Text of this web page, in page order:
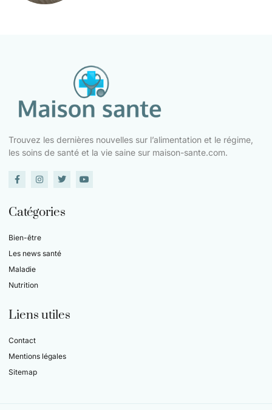
Trouvez les dernières nouvelles sur l’alimentation et le régime,
les soins de santé et la vie saine sur maison-sante.com.
Catégories
Bien-être
Les news santé
Maladie
Nutrition
Liens utiles
Contact
Mentions légales
Sitemap